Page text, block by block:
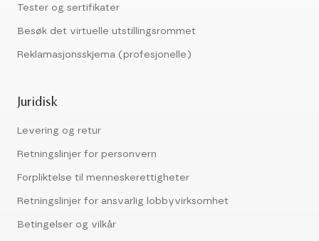
Tester og sertifikater
Besøk det virtuelle utstillingsrommet
Reklamasjonsskjema (profesjonelle)
Juridisk
Levering og retur
Retningslinjer for personvern
Forpliktelse til menneskerettigheter
Retningslinjer for ansvarlig lobbyvirksomhet
Betingelser og vilkår